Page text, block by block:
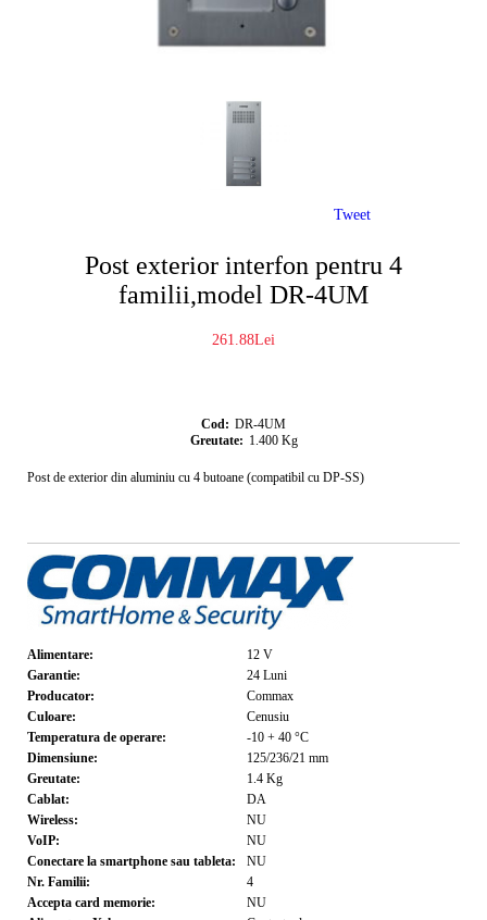
Post exterior interfon pentru 4
familii,model DR-4UM
261.88Lei
Cod: DR-4UM
Greutate: 1.400 Kg
Post de exterior din aluminiu cu 4 butoane (compatibil cu DP-SS)
Alimentare: 12 V
Garantie:
24 Luni
Producator:
Commax
Culoare:
Cenusiu
Temperatura de operare:
-10 + 40 °C
Dimensiune:
125/236/21 mm
Greutate:
1.4 Kg
Cablat:
DA
Wireless:
NU
VoIP:
NU
Conectare la smartphone sau tableta:
NU
Nr. Familii:
4
Accepta card memorie:
NU
Tweet